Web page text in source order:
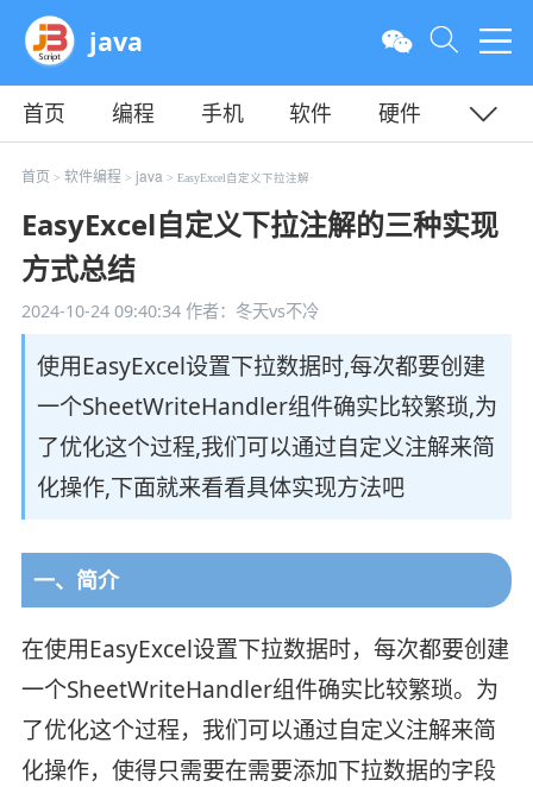
java
首页 编程 手机 软件
硬件
教程
平面 服务器
首页 > 软件编程 > java> EasyExcel自定义下拉注解
EasyExcel自定义下拉注解的三种实现
方式总结
2024-10-24 09:40:34作者：冬天vs不冷
使用EasyExcel设置下拉数据时,每次都要创建
一个SheetWriteHandler组件确实比较繁琐,为
了优化这个过程,我们可以通过自定义注解来简
化操作,下面就来看看具体实现方法吧
一、简介
在使用EasyExcel设置下拉数据时，每次都要创建
一个SheetWriteHandler组件确实比较繁琐。为
了优化这个过程，我们可以通过自定义注解来简
化操作，使得只需要在需要添加下拉数据的字段